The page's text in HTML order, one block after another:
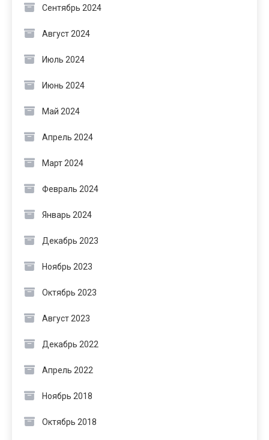
Сентябрь 2024
Август 2024
Июль 2024
Июнь 2024
Май 2024
Апрель 2024
Март 2024
Февраль 2024
Январь 2024
Декабрь 2023
Ноябрь 2023
Октябрь 2023
Август 2023
Декабрь 2022
Апрель 2022
Ноябрь 2018
Октябрь 2018